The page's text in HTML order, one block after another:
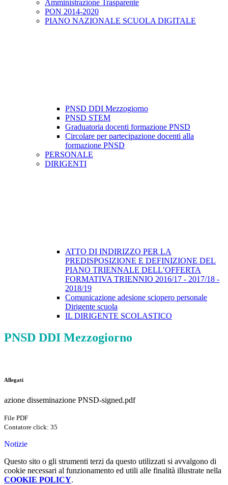
Amministrazione Trasparente
PON 2014-2020
PIANO NAZIONALE SCUOLA DIGITALE
PNSD DDI Mezzogiorno
PNSD STEM
Graduatoria docenti formazione PNSD
Circolare per partecipazione docenti alla
formazione PNSD
PERSONALE
DIRIGENTI
ATTO DI INDIRIZZO PER LA
PREDISPOSIZIONE E DEFINIZIONE DEL
PIANO TRIENNALE DELL’OFFERTA
FORMATIVA TRIENNIO 2016/17 - 2017/18 -
2018/19
Comunicazione adesione sciopero personale
Dirigente scuola
IL DIRIGENTE SCOLASTICO
PNSD DDI Mezzogiorno
Allegati
azione disseminazione PNSD-signed.pdf
File PDF
Contatore click: 35
Notizie
Questo sito o gli strumenti terzi da questo utilizzati si avvalgono di
cookie necessari al funzionamento ed utili alle finalità illustrate nella
COOKIE POLICY.